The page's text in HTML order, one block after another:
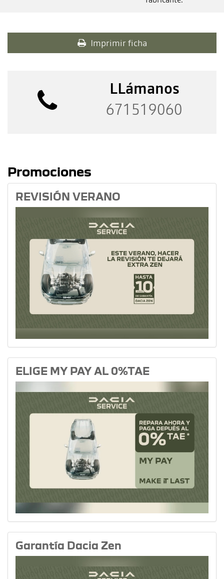
Imprimir ficha
LLámanos
671519060
Promociones
REVISIÓN VERANO
ELIGE MY PAY AL 0%TAE
Garantía Dacia Zen